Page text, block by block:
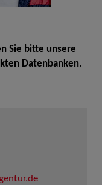
Sie bitte unsere
Datenbanken.